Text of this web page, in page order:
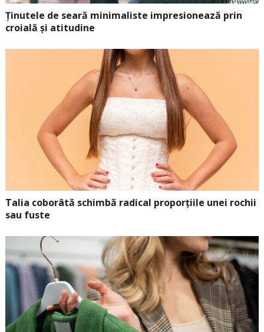
Ținutele de seară minimaliste impresionează prin
croială și atitudine
Talia coborâtă schimbă radical proporțiile unei rochii
sau fuste